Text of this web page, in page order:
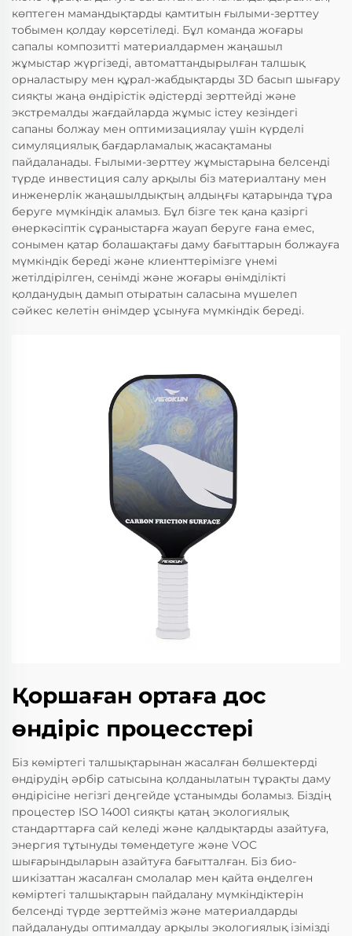
көптеген мамандықтарды қамтитын ғылыми-зерттеу
тобымен қолдау көрсетіледі. Бұл команда жоғары
сапалы композитті материалдармен жаңашыл
жұмыстар жүргізеді, автоматтандырылған талшық
орналастыру мен құрал-жабдықтарды 3D басып шығару
сияқты жаңа өндірістік әдістерді зерттейді және
экстремалды жағдайларда жұмыс істеу кезіндегі
сапаны болжау мен оптимизациялау үшін күрделі
симуляциялық бағдарламалық жасақтаманы
пайдаланады. Ғылыми-зерттеу жұмыстарына белсенді
түрде инвестиция салу арқылы біз материалтану мен
инженерлік жаңашылдықтың алдыңғы қатарында тұра
беруге мүмкіндік аламыз. Бұл бізге тек қана қазіргі
өнеркәсіптік сұраныстарға жауап беруге ғана емес,
сонымен қатар болашақтағы даму бағыттарын болжауға
мүмкіндік береді және клиенттерімізге үнемі
жетілдірілген, сенімді және жоғары өнімділікті
қолданудың дамып отыратын саласына мүшелеп
сәйкес келетін өнімдер ұсынуға мүмкіндік береді.
Қоршаған ортаға дос
өндіріс процесстері
Біз көміртегі талшықтарынан жасалған бөлшектерді
өндірудің әрбір сатысына қолданылатын тұрақты даму
өндірісіне негізгі деңгейде ұстанымды боламыз. Біздің
процестер ISO 14001 сияқты қатаң экологиялық
стандарттарға сай келеді және қалдықтарды азайтуға,
энергия тұтынуды төмендетуге және VOC
шығарындыларын азайтуға бағытталған. Біз био-
шикізаттан жасалған смолалар мен қайта өңделген
көміртегі талшықтарын пайдалану мүмкіндіктерін
белсенді түрде зерттейміз және материалдарды
пайдалануды оптималдау арқылы экологиялық ізімізді